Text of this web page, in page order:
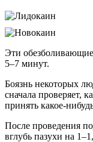
Эти
5–7 минут.
Боязнь некоторых
сначала проверяет,
принять какое-
После проведения
вглубь пазухи на